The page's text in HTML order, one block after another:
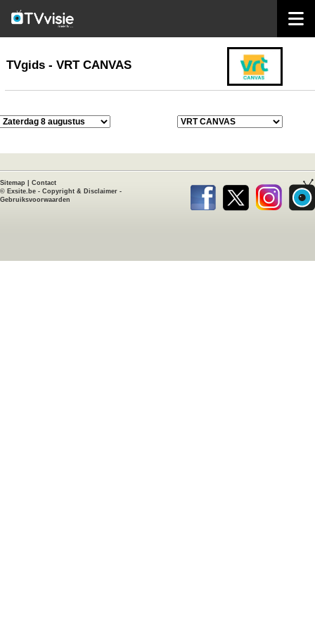
TVgids
TVgids - VRT CANVAS
Sitemap
Contact
© Exsite.be - Copyright & Disclaimer -
Gebruiksvoorwaarden